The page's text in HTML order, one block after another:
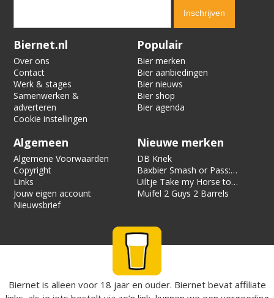
Verification code:
Biernet.nl
Over ons
Contact
Werk & stages
Samenwerken &
adverteren
Cookie instellingen
Populair
Bier merken
Bier aanbiedingen
Bier nieuws
Bier shop
Bier agenda
Algemeen
Algemene Voorwaarden
Copyright
Links
Jouw eigen account
Nieuwsbrief
Nieuwe merken
DB Kriek
Baxbier Smash or Pass:
Strata
Uiltje Take my Horse to
the Hotel Room
Muifel 2 Guys 2 Barrels
Biernet is alleen voor 18 jaar en ouder. Biernet bevat affiliate